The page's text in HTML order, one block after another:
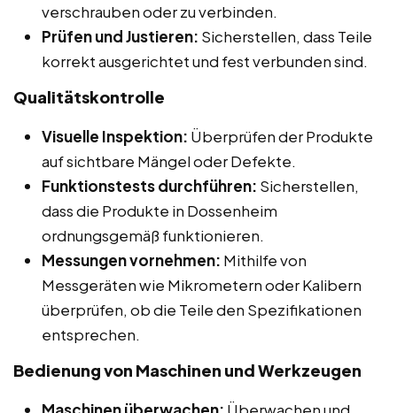
verschrauben oder zu verbinden.
Prüfen und Justieren: Sicherstellen, dass Teile
korrekt ausgerichtet und fest verbunden sind.
Qualitätskontrolle
Visuelle Inspektion: Überprüfen der Produkte
auf sichtbare Mängel oder Defekte.
Funktionstests durchführen: Sicherstellen,
dass die Produkte in Dossenheim
ordnungsgemäß funktionieren.
Messungen vornehmen: Mithilfe von
Messgeräten wie Mikrometern oder Kalibern
überprüfen, ob die Teile den Spezifikationen
entsprechen.
Bedienung von Maschinen und Werkzeugen